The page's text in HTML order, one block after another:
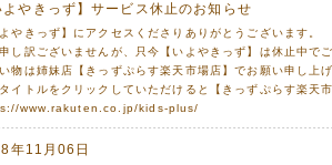
よやきっず】サービス休止のお知らせ
よやきっず】にアクセスくださりありがとうございます。
し訳ございませんが、只今【いよやきっず】は休止中でご
物は姉妹店【きっずぷらす楽天市場店】でお願い申し上げ
タイトルをクリックしていただけると【きっずぷらす楽天
www.rakuten.co.jp/kids-plus/
年11月06日